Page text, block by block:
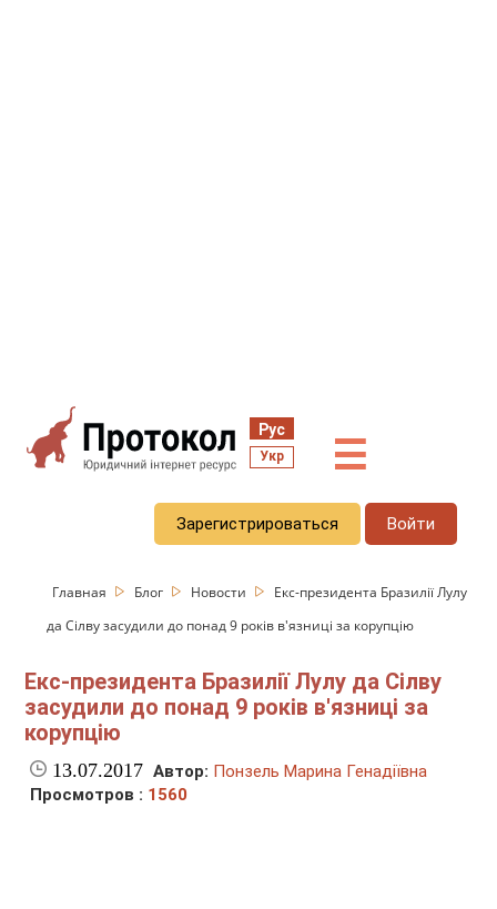
Рус
Укр ☰
Зарегистрироваться Войти
Главная Блог Новости
Екс-президента Бразилії Лулу
да Сілву засудили до понад 9 років в'язниці за корупцію
Екс-президента Бразилії Лулу да Сілву
засудили до понад 9 років в'язниці за
корупцію
13.07.2017 Автор: Понзель Марина Генадіївна
Просмотров : 1560